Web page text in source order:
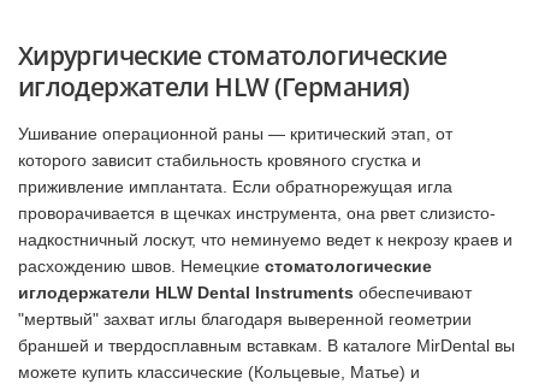
Хирургические стоматологические
иглодержатели HLW (Германия)
Ушивание операционной раны — критический этап, от
которого зависит стабильность кровяного сгустка и
приживление имплантата. Если обратнорежущая игла
проворачивается в щечках инструмента, она рвет слизисто-
надкостничный лоскут, что неминуемо ведет к некрозу краев и
расхождению швов. Немецкие стоматологические
иглодержатели HLW Dental Instruments обеспечивают
"мертвый" захват иглы благодаря выверенной геометрии
браншей и твердосплавным вставкам. В каталоге MirDental вы
можете купить классические (Кольцевые, Матье) и